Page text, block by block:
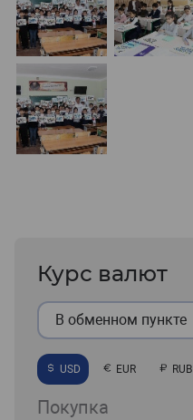
Курс валют
В обменном пункте
USD EUR RUB
Покупка